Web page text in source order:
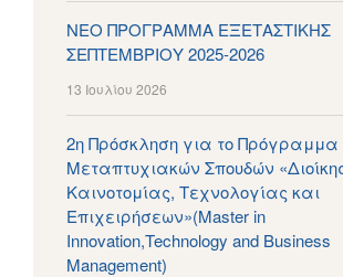
ΝΕΟ ΠΡΟΓΡΑΜΜΑ ΕΞΕΤΑΣΤΙΚΗΣ
ΣΕΠΤΕΜΒΡΙΟΥ 2025-2026
13 Ιουλίου 2026
2η Πρόσκληση για το Πρόγραμμα
Μεταπτυχιακών Σπουδών
Καινοτομίας, Τεχνολογίας και
Επιχειρήσεων»(Master in
Innovation,Technology and Business
Management)